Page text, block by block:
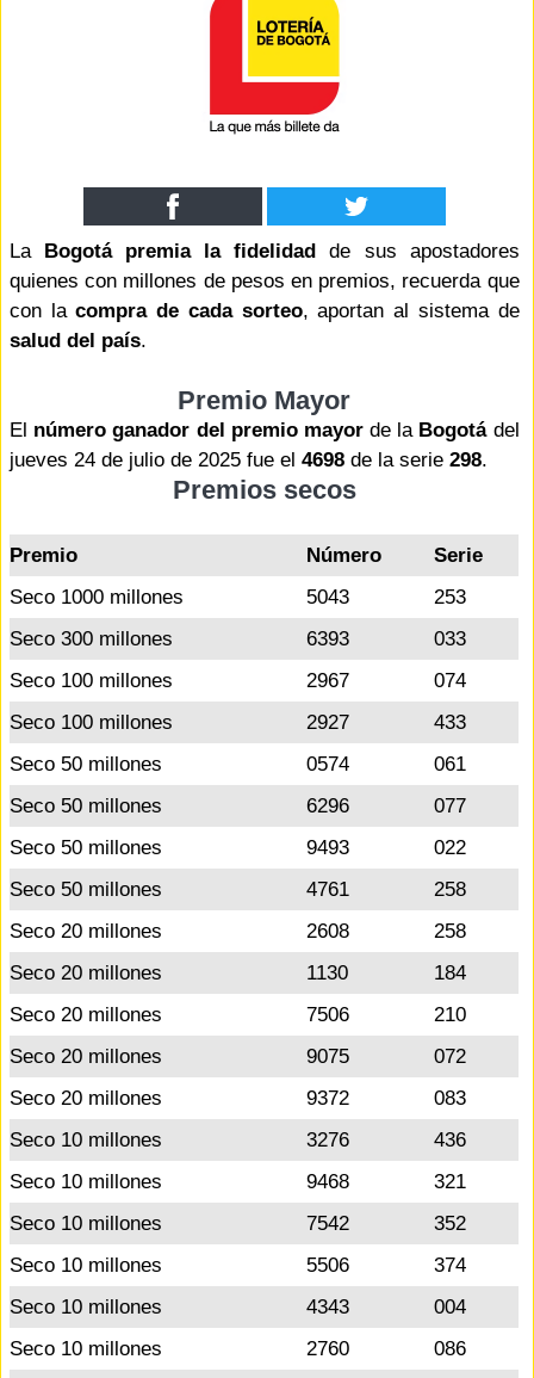
La Bogotá premia la fidelidad de sus apostadores
quienes con millones de pesos en premios, recuerda que
con lacompra de cada sorteo, aportan al sistema de
salud del país.
Premio Mayor
El número ganador del premio mayorde la Bogotádel
jueves 24 de julio de 2025 fue el 4698 de la serie 298.
Premios secos
Premio Número
Serie
Seco 1000 millones
5043
253
Seco 300 millones
6393
033
Seco 100 millones
2967
074
Seco 100 millones
2927
433
Seco 50 millones
0574
061
Seco 50 millones
6296
077
Seco 50 millones
9493
022
Seco 50 millones
4761
258
Seco 20 millones
2608
258
Seco 20 millones
1130
184
Seco 20 millones
7506
210
Seco 20 millones
9075
072
Seco 20 millones
9372
083
Seco 10 millones
3276
436
Seco 10 millones
9468
321
Seco 10 millones
7542
352
Seco 10 millones
5506
374
Seco 10 millones
4343
004
Seco 10 millones
2760
086